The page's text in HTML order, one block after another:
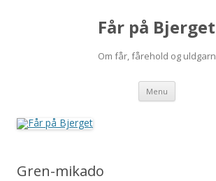
Får på Bjerget
Om får, fårehold og uldgarn
Menu Hop
indhold
Gren-mikado